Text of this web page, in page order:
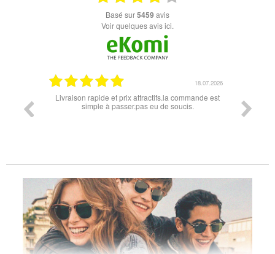
basé sur5459 avis
Voir quelques avis ici.
18.07.2026
prix attractifs.la commande est
eu de soucis.
Super lunette merci pour les lunettes